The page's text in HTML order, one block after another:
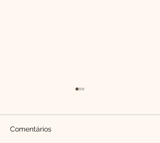
Comentários